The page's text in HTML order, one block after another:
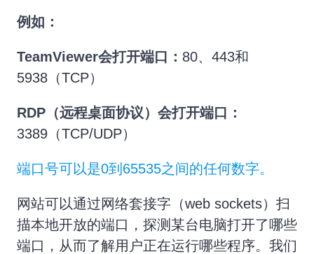
例如：
TeamViewer会打开端口： 80、443和
5938（TCP）
RDP（远程桌面协议）会打开端口：
3389（TCP/UDP）
端口号可以是0到65535之间的任何数字。
网站可以通过网络套接字（web sockets）扫
描本地开放的端口，探测某台电脑打开了哪些
端口，从而了解用户正在运行哪些程序。我们